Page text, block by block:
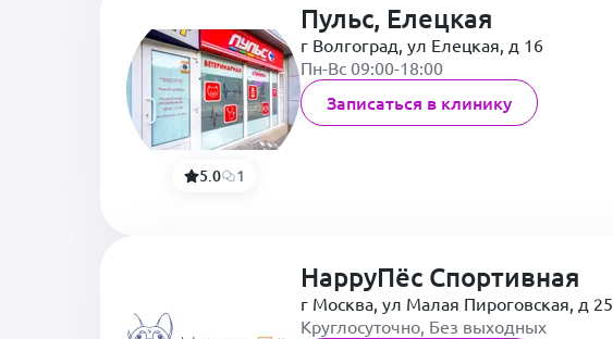
5.0 1
Пульс, Елецкая
г Волгоград, ул Елецкая, д 16
Пн-Вс 09:00-18:00
Записаться в клинику
HappyПёс Спортивная
г Москва, ул Малая Пироговская, д 25
Круглосуточно, Без выходных